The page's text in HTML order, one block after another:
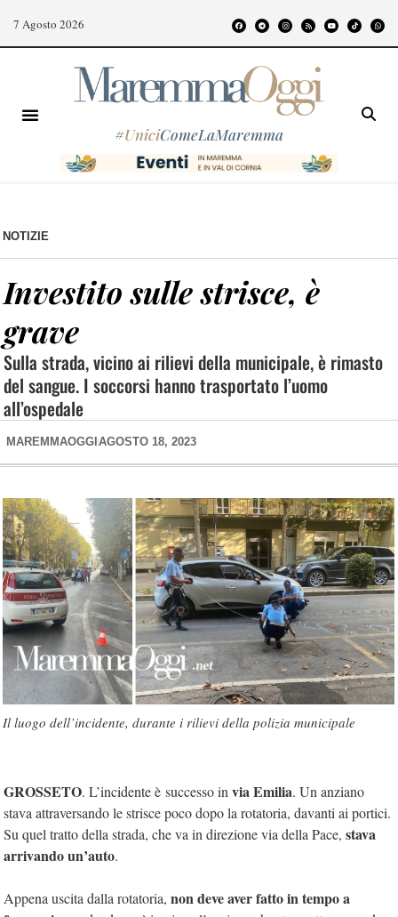
7 Agosto 2026
#UniciComeLaMaremma
NOTIZIE
Investito sulle strisce, è
grave
Sulla strada, vicino ai rilievi della municipale, è rimasto
del sangue. I soccorsi hanno trasportato l’uomo
all’ospedale
MAREMMAOGGI AGOSTO 18, 2023
Il luogo dell’incidente, durante i rilievi della polizia municipale
GROSSETO. L’incidente è successo in via Emilia. Un anziano
stava attraversando le strisce poco dopo la rotatoria, davanti ai portici.
Su quel tratto della strada, che va in direzione via della Pace, stava
arrivando un’auto.
Appena uscita dalla rotatoria, non deve aver fatto in tempo a